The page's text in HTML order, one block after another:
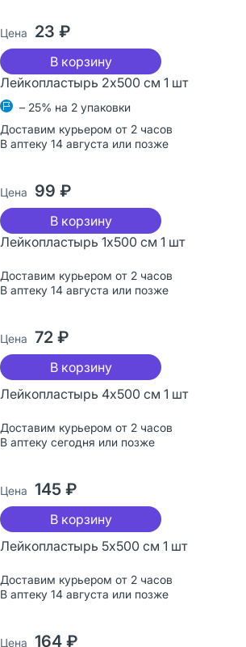
Цена 23 ₽
В корзину
Лейкопластырь 2х500 см 1 шт
– 25% на 2 упаковки
Доставим курьером от 2 часов
В аптеку 14 августа или позже
Цена 99 ₽
В корзину
Лейкопластырь 1х500 см 1 шт
Доставим курьером от 2 часов
В аптеку 14 августа или позже
Цена 72 ₽
В корзину
Лейкопластырь 4х500 см 1 шт
Доставим курьером от 2 часов
В аптеку сегодня или позже
Цена 145 ₽
В корзину
Лейкопластырь 5х500 см 1 шт
Доставим курьером от 2 часов
В аптеку 14 августа или позже
Цена 164 ₽